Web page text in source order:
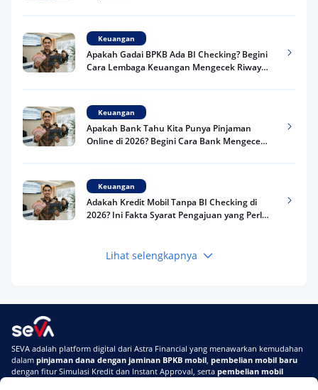
Keuangan
Apakah Gadai BPKB Ada BI Checking? Begini
Cara Lembaga Keuangan Mengecek Riwayat
Keuangan
Apakah Bank Tahu Kita Punya Pinjaman
Online di 2026? Begini Cara Bank Mengecek
Keuangan
Adakah Kredit Mobil Tanpa BI Checking di
2026? Ini Fakta Syarat Pengajuan yang Perlu
Keuangan
Terpercaya
Telat Bayar Pinjol 2 Hari, Apakah Langsung
Masuk BI Checking? Simak Peraturan
Terbarunya di 2026
Lihat selengkapnya
SEVA adalah platform digital dari Astra Financial yang menawarkan kemudahan
dalam pinjaman dana dengan jaminan BPKB mobil, pembelian mobil baru
dengan fitur Simulasi Kredit dan Instant Approval, serta pembelian mobil